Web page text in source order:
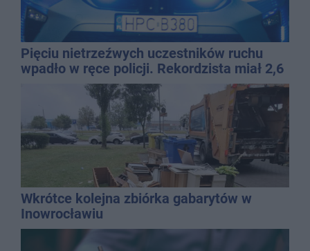
Pięciu nietrzeźwych uczestników ruchu
wpadło w ręce policji. Rekordzista miał 2,6
Wkrótce kolejna zbiórka gabarytów w
Inowrocławiu